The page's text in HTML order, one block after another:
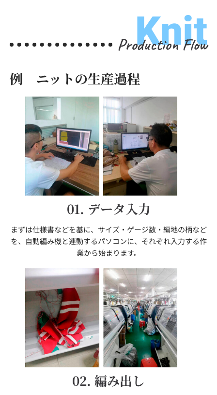
Knit
Production Flow
例 ニットの生産過程
01. データ入力
まずは仕様書などを基に、サイズ・ゲージ数・編地の柄など
を、自動編み機と連動するパソコンに、それぞれ入力する作
業から始まります。
02. 編み出し